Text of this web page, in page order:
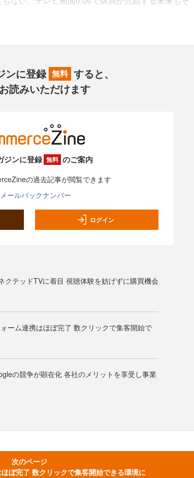
ンに登録 無料 すると、
読みいただけます
ジンに登録 無料 のご案内
の過去記事が閲覧できます
メールバックナンバー
ログイン
クテッドTVに着目 視聴体験を妨げずに購買機会
ーム連携はほぼ完了 数クリックで集客開始で
の競争が顕在化 各社のメリットを享受し事業
次のページ
ぼ完了 数クリックで集客開始できる環境に